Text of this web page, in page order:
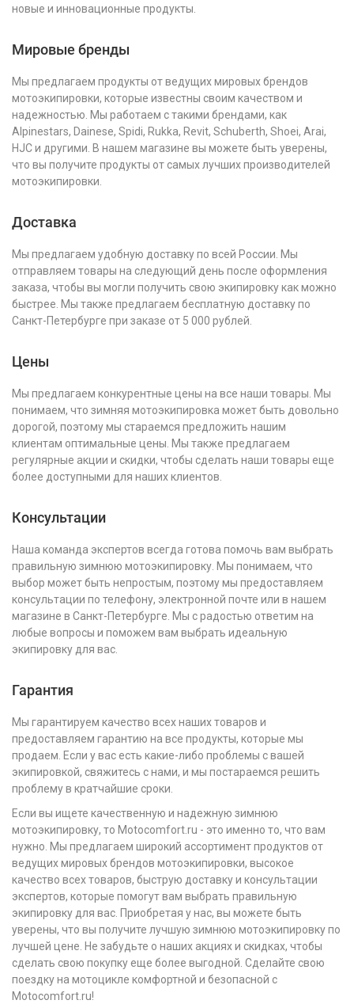
новые и инновационные продукты.
Мировые бренды
Мы предлагаем продукты от ведущих мировых брендов
мотоэкипировки, которые известны своим качеством и
надежностью. Мы работаем с такими брендами, как
Alpinestars, Dainese, Spidi, Rukka, Revit, Schuberth, Shoei, Arai,
HJC и другими. В нашем магазине вы можете быть уверены,
что вы получите продукты от самых лучших производителей
мотоэкипировки.
Доставка
Мы предлагаем удобную доставку по всей России. Мы
отправляем товары на следующий день после оформления
заказа, чтобы вы могли получить свою экипировку как можно
быстрее. Мы также предлагаем бесплатную доставку по
Санкт-Петербурге при заказе от 5 000 рублей.
Цены
Мы предлагаем конкурентные цены на все наши товары. Мы
понимаем, что зимняя мотоэкипировка может быть довольно
дорогой, поэтому мы стараемся предложить нашим
клиентам оптимальные цены. Мы также предлагаем
регулярные акции и скидки, чтобы сделать наши товары еще
более доступными для наших клиентов.
Консультации
Наша команда экспертов всегда готова помочь вам выбрать
правильную зимнюю мотоэкипировку. Мы понимаем, что
выбор может быть непростым, поэтому мы предоставляем
консультации по телефону, электронной почте или в нашем
магазине в Санкт-Петербурге. Мы с радостью ответим на
любые вопросы и поможем вам выбрать идеальную
экипировку для вас.
Гарантия
Мы гарантируем качество всех наших товаров и
предоставляем гарантию на все продукты, которые мы
продаем. Если у вас есть какие-либо проблемы с вашей
экипировкой, свяжитесь с нами, и мы постараемся решить
проблему в кратчайшие сроки.
Если вы ищете качественную и надежную зимнюю
мотоэкипировку, то Motocomfort.ru - это именно то, что вам
нужно. Мы предлагаем широкий ассортимент продуктов от
ведущих мировых брендов мотоэкипировки, высокое
качество всех товаров, быструю доставку и консультации
экспертов, которые помогут вам выбрать правильную
экипировку для вас. Приобретая у нас, вы можете быть
уверены, что вы получите лучшую зимнюю мотоэкипировку по
лучшей цене. Не забудьте о наших акциях и скидках, чтобы
сделать свою покупку еще более выгодной. Сделайте свою
поездку на мотоцикле комфортной и безопасной с
Motocomfort.ru!